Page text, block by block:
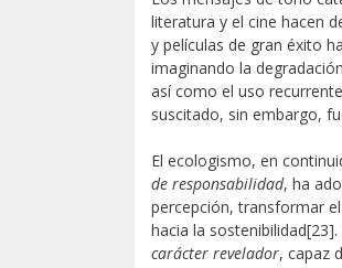
literatura y el cine hacen
y películas de gran éxito
imaginando la
así como el uso
suscitado, sin embargo,
El ecologismo, en
de responsabilidad, ha
percepción, transformar
hacia la sostenibilidad[23].
carácter revelador, capaz